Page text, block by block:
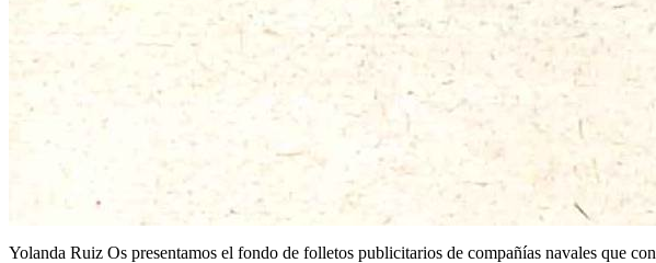
Yolanda Ruiz Os presentamos el fondo de folletos publicitarios de compañías navales que